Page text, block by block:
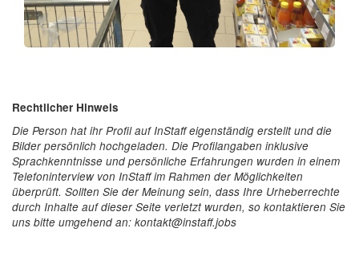
Rechtlicher Hinweis
Die Person hat ihr Profil auf InStaff eigenständig erstellt und die
Bilder persönlich hochgeladen. Die Profilangaben inklusive
Sprachkenntnisse und persönliche Erfahrungen wurden in einem
Telefoninterview von InStaff im Rahmen der Möglichkeiten
überprüft. Sollten Sie der Meinung sein, dass Ihre Urheberrechte
durch Inhalte auf dieser Seite verletzt wurden, so kontaktieren Sie
uns bitte umgehend an: kontakt@instaff.jobs